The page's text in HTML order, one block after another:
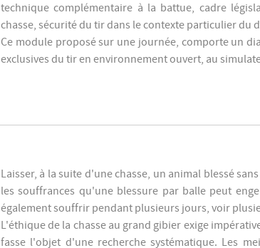
technique complémentaire à la battue, cadre
chasse, sécurité du tir dans le contexte particulier du
Ce module proposé sur une journée, comporte un
exclusives du tir en environnement ouvert, au
Laisser, à la suite d'une chasse, un animal blessé
les souffrances qu'une blessure par balle peut
également souffrir pendant plusieurs jours, voir
L'éthique de la chasse au grand gibier exige
fasse l'objet d'une recherche systématique. Les